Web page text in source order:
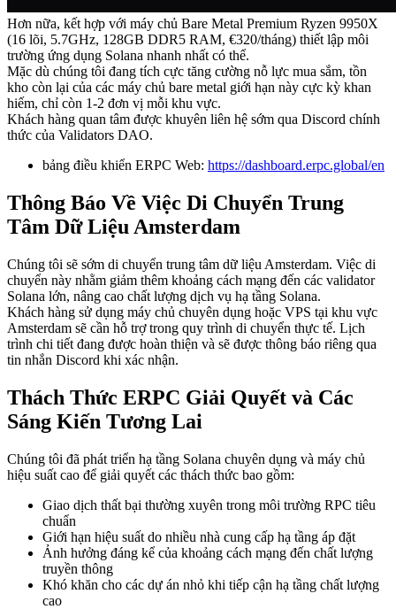
Hơn nữa, kết hợp với máy chủ Bare Metal Premium Ryzen 9950X
(16 lõi, 5.7GHz, 128GB DDR5 RAM, €320/tháng) thiết lập môi
trường ứng dụng Solana nhanh nhất có thể.
Mặc dù chúng tôi đang tích cực tăng cường nỗ lực mua sắm, tồn
kho còn lại của các máy chủ bare metal giới hạn này cực kỳ khan
hiếm, chỉ còn 1-2 đơn vị mỗi khu vực.
Khách hàng quan tâm được khuyên liên hệ sớm qua Discord chính
thức của Validators DAO.
bảng điều khiển ERPC Web: https://dashboard.erpc.global/en
Thông Báo Về Việc Di Chuyển Trung
Tâm Dữ Liệu Amsterdam
Chúng tôi sẽ sớm di chuyển trung tâm dữ liệu Amsterdam. Việc di
chuyển này nhằm giảm thêm khoảng cách mạng đến các validator
Solana lớn, nâng cao chất lượng dịch vụ hạ tầng Solana.
Khách hàng sử dụng máy chủ chuyên dụng hoặc VPS tại khu vực
Amsterdam sẽ cần hỗ trợ trong quy trình di chuyển thực tế. Lịch
trình chi tiết đang được hoàn thiện và sẽ được thông báo riêng qua
tin nhắn Discord khi xác nhận.
Thách Thức ERPC Giải Quyết và Các
Sáng Kiến Tương Lai
Chúng tôi đã phát triển hạ tầng Solana chuyên dụng và máy chủ
hiệu suất cao để giải quyết các thách thức bao gồm:
Giao dịch thất bại thường xuyên trong môi trường RPC tiêu
chuẩn
Giới hạn hiệu suất do nhiều nhà cung cấp hạ tầng áp đặt
Ảnh hưởng đáng kể của khoảng cách mạng đến chất lượng
truyền thông
Khó khăn cho các dự án nhỏ khi tiếp cận hạ tầng chất lượng
cao